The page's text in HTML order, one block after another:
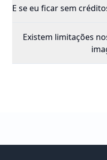
E se eu ficar sem
Existem limitações